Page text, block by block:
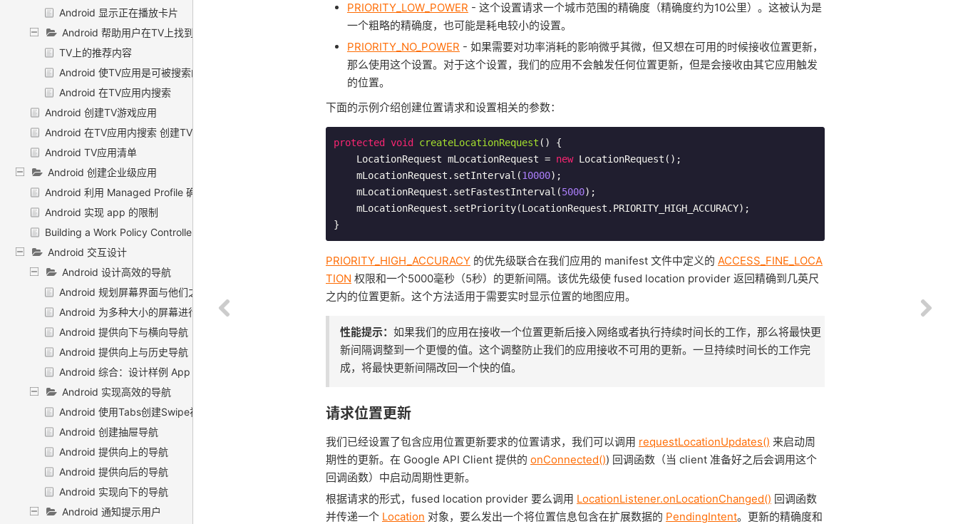
Android 显示正在播放卡片
Android 帮助用户在TV上找到内容
TV上的推荐内容
Android 使TV应用是可被搜索的
Android 在TV应用内搜索
Android 创建TV游戏应用
Android 在TV应用内搜索 创建TV直播应用
Android TV应用清单
Android 创建企业级应用
Android 利用 Managed Profile 确保兼容性
Android 实现 app 的限制
Building a Work Policy Controller
Android 交互设计
Android 设计高效的导航
Android 规划屏幕界面与他们之间的关系
Android 为多种大小的屏幕进行规划
Android 提供向下与横向导航
Android 提供向上与历史导航
Android 综合：设计样例 App
Android 实现高效的导航
Android 使用Tabs创建Swipe视图
Android 创建抽屉导航
Android 提供向上的导航
Android 提供向后的导航
Android 实现向下的导航
Android 通知提示用户
PRIORITY_LOW_POWER - 这个设置请求一个城市范围的精确度（精确度约为10公里）。这被认为是
一个粗略的精确度，也可能是耗电较小的设置。
PRIORITY_NO_POWER - 如果需要对功率消耗的影响微乎其微，但又想在可用的时候接收位置更新，
那么使用这个设置。对于这个设置，我们的应用不会触发任何位置更新，但是会接收由其它应用触发
的位置。
下面的示例介绍创建位置请求和设置相关的参数：
protected void createLocationRequest ()
{
    LocationRequest mLocationRequest =
new LocationRequest();
    mLocationRequest.setInterval(
10000);
    mLocationRequest.setFastestInterval(
5000);
PRIORITY_HIGH_ACCURACY 的优先级联合在我们应用的 manifest 文件中定义的 ACCESS_FINE_LOCA
TION 权限和一个5000毫秒（5秒）的更新间隔。该优先级使 fused location provider 返回精确到几英尺
之内的位置更新。这个方法适用于需要实时显示位置的地图应用。
性能提示： 如果我们的应用在接收一个位置更新后接入网络或者执行持续时间长的工作，那么将最快更
新间隔调整到一个更慢的值。这个调整防止我们的应用接收不可用的更新。一旦持续时间长的工作完
成，将最快更新间隔改回一个快的值。
请求位置更新
我们已经设置了包含应用位置更新要求的位置请求，我们可以调用 requestLocationUpdates() 来启动周
期性的更新。在 Google API Client 提供的 onConnected()) 回调函数（当 client 准备好之后会调用这个
回调函数）中启动周期性更新。
根据请求的形式，fused location provider 要么调用 LocationListener.onLocationChanged() 回调函数
并传递一个 Location 对象，要么发出一个将位置信息包含在扩展数据的 PendingIntent。更新的精确度和